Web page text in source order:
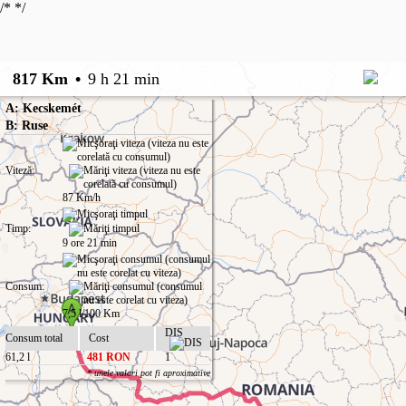
/* */
817 Km • 9 h 21 min
A: Kecskemét
B: Ruse
Viteză:
87 Km/h
Timp:
9 ore 21 min
Consum:
7,5 l/100 Km
Consum total
Cost
DIS
61,2 l
481 RON 1
* unele valori pot fi aproximative